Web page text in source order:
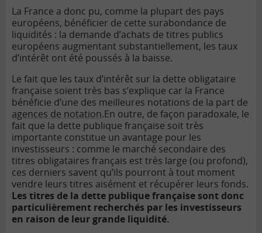
La France a donc pu, comme la plupart des pays
européens, bénéficier de cette surabondance de
liquidités : la demande d’achats de titres publics
européens augmentant substantiellement, les taux
d’intérêt ont été poussés à la baisse.
Le fait que les taux d’intérêt sur la dette obligataire
française soient très bas s’explique car la France
bénéficie d’une des meilleures notations de la part de
agences de notation.En outre, de façon paradoxale, le
fait que la dette publique française soit très
importante constitue un avantage pour les
investisseurs : comme le marché secondaire des
titres obligataires français est très large (ou profond),
ces derniers savent qu’ils pourront à tout moment
vendre leurs titres aisément et récupérer leurs fonds.
Les titres de la dette publique française sont donc
particulièrement recherchés par les investisseurs
en raison de leur grande liquidité.